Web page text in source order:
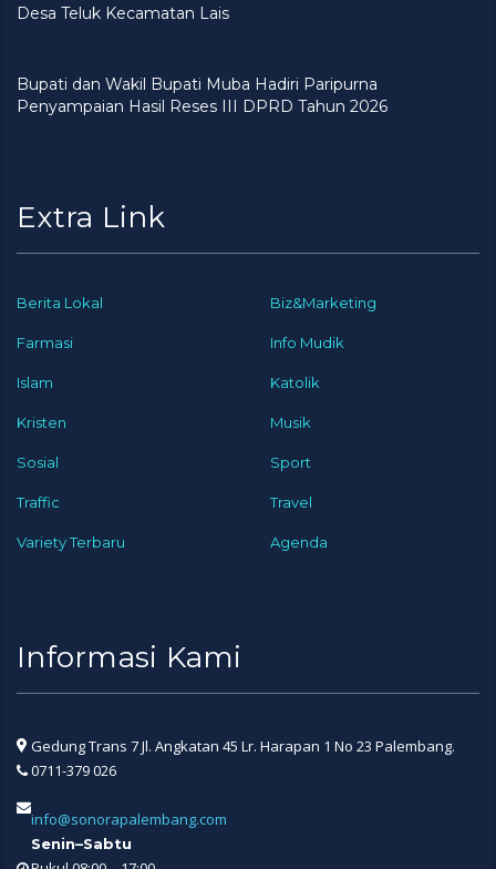
Desa Teluk Kecamatan Lais
Bupati dan Wakil Bupati Muba Hadiri Paripurna
Penyampaian Hasil Reses III DPRD Tahun 2026
Extra Link
Berita Lokal Biz&Marketing
Farmasi Info Mudik
Islam Katolik
Kristen Musik
Sosial Sport
Traffic Travel
Variety Terbaru Agenda
Informasi Kami
Gedung Trans 7 Jl. Angkatan 45 Lr. Harapan 1 No 23 Palembang.
0711-379 026
info@sonorapalembang.com
Senin–Sabtu